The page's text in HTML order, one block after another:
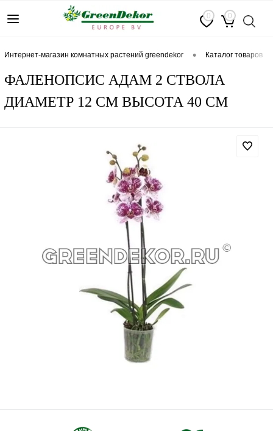
0 0
интернет-магазин комнатных растений greendekor • каталог товаров
ФАЛЕНОПСИС АДАМ 2 СТВОЛА
ДИАМЕТР 12 СМ ВЫСОТА 40 СМ